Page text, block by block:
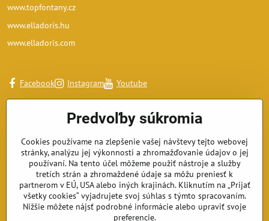
www.topfontany.cz
www.elladoris.hu
www.elladoris.com
Facebook Instagram Youtube
Predvoľby súkromia
Cookies používame na zlepšenie vašej návštevy tejto webovej
stránky, analýzu jej výkonnosti a zhromažďovanie údajov o jej
používaní. Na tento účel môžeme použiť nástroje a služby
tretích strán a zhromaždené údaje sa môžu preniesť k
partnerom v EÚ, USA alebo iných krajinách. Kliknutím na „Prijať
všetky cookies“ vyjadrujete svoj súhlas s týmto spracovaním.
Nižšie môžete nájsť podrobné informácie alebo upraviť svoje
preferencie.